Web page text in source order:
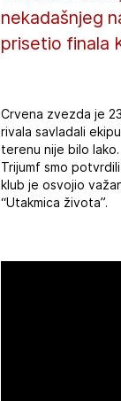
nekadašnjeg
prisetio finala
Crvena zvezda je
rivala savladali
terenu nije bilo
Trijumf smo
klub je osvojio
“Utakmica života”.